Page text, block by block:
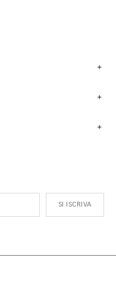
SI ISCRIVA